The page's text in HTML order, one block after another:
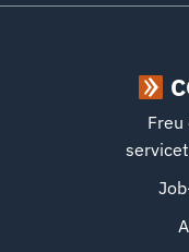
Freu